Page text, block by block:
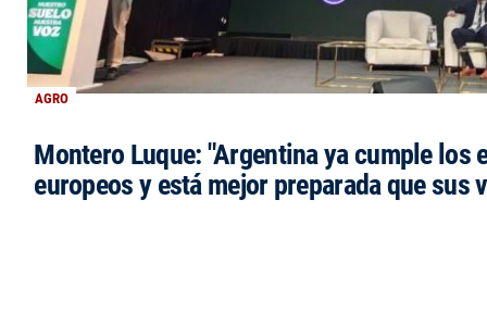
AGRO
Montero Luque: "Argentina ya cumple los
europeos y está mejor preparada que sus